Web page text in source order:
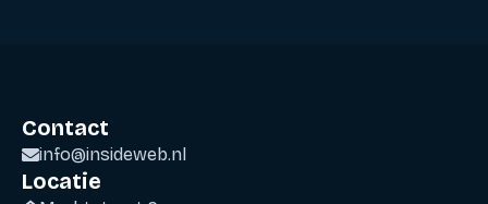
Contact
info@insideweb.nl
Locatie